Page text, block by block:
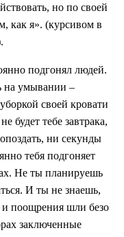
но по своей
как я». (курсивом в
подгонял людей.
на умывании –
своей кровати
будет тебе завтрака,
ни секунды
тебя подгоняет
Не ты планируешь
И ты не знаешь,
и поощрения шли безо
заключенные